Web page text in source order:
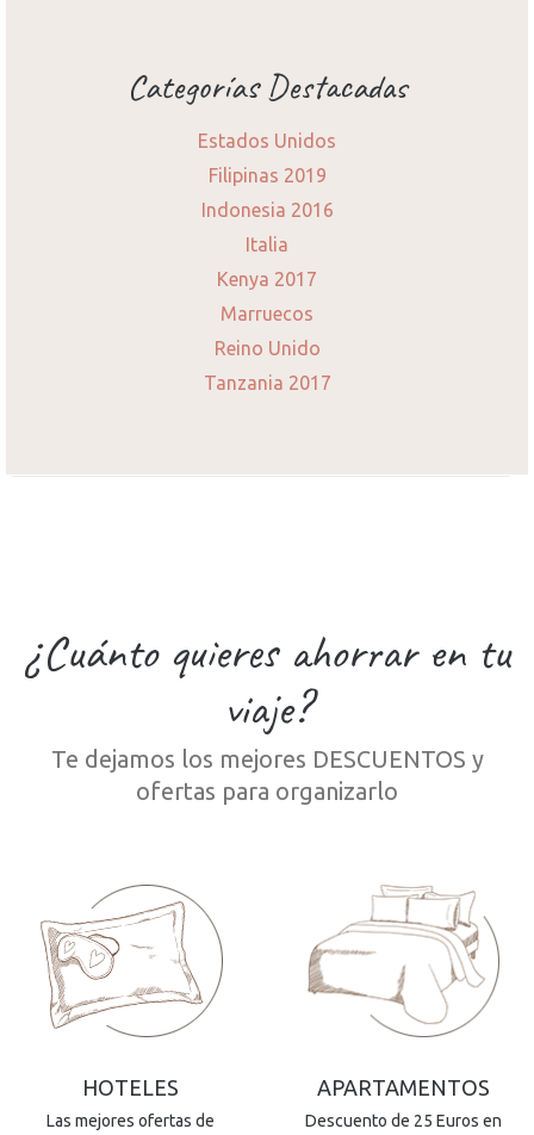
Categorías Destacadas
Estados Unidos
Filipinas 2019
Indonesia 2016
Italia
Kenya 2017
Marruecos
Reino Unido
Tanzania 2017
¿Cuánto quieres ahorrar en tu
viaje?
Te dejamos los mejores DESCUENTOS y
ofertas para organizarlo
HOTELES
Las mejores ofertas de
APARTAMENTOS
Descuento de 25 Euros en